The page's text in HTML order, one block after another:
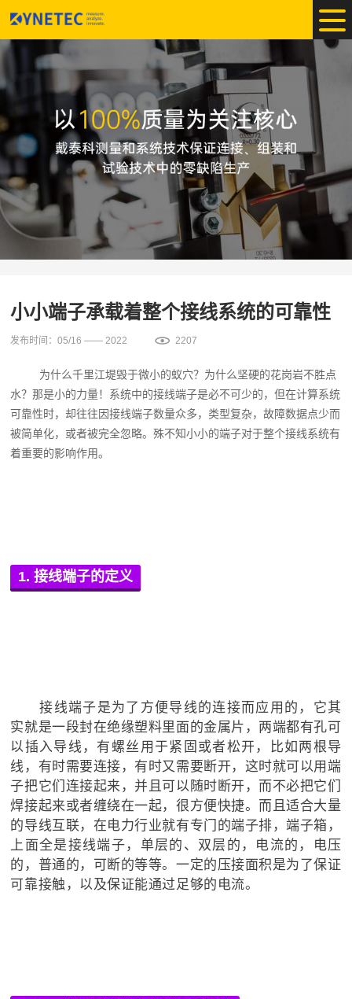
小小端子承载着整个接线系统的可靠性
发布时间：05/16 —— 2022 2207
为什么千里江堤毁于微小的蚁穴？为什么坚硬的花岗岩不胜点
水？那是小的力量！系统中的接线端子是必不可少的，但在计算系统
可靠性时，却往往因接线端子数量众多，类型复杂，故障数据点少而
被简单化，或者被完全忽略。殊不知小小的端子对于整个接线系统有
着重要的影响作用。
1. 接线端子的定义
接线端子是为了方便导线的连接而应用的，它其
实就是一段封在绝缘塑料里面的金属片，两端都有孔可
以插入导线，有螺丝用于紧固或者松开，比如两根导
线，有时需要连接，有时又需要断开，这时就可以用端
子把它们连接起来，并且可以随时断开，而不必把它们
焊接起来或者缠绕在一起，很方便快捷。而且适合大量
的导线互联，在电力行业就有专门的端子排，端子箱，
上面全是接线端子，单层的、双层的，电流的，电压
的，普通的，可断的等等。一定的压接面积是为了保证
可靠接触，以及保证能通过足够的电流。